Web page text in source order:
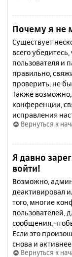
Почему я не
Существует
всего
пользователя и
правильно,
проверить, не
Также
конференции,
исправления
Вернуться к
Я давно
войти!
Возможно,
деактивировал
того, многие
пользователей,
сообщения,
Если это
снова и
Вернуться к